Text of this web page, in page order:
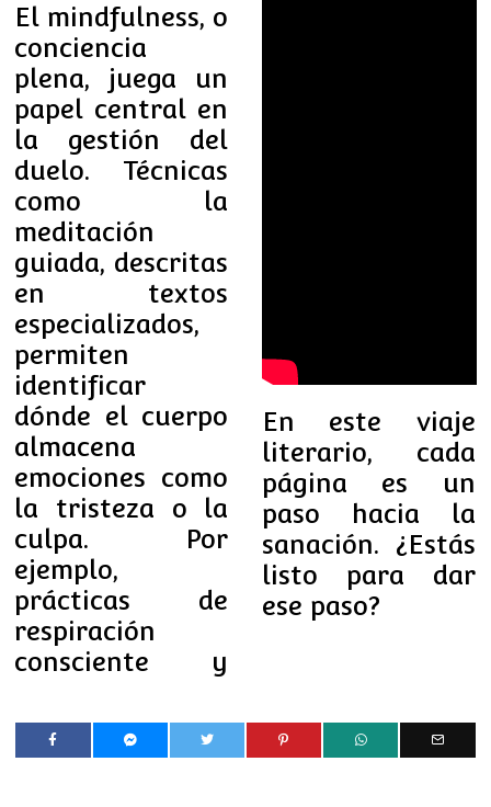
El mindfulness, o
conciencia
plena, juega un
papel central en
la gestión del
duelo. Técnicas
como la
meditación
guiada, descritas
en textos
especializados,
permiten
identificar
dónde el cuerpo
almacena
emociones como
la tristeza o la
culpa. Por
ejemplo,
prácticas de
respiración
consciente y
En este viaje
literario, cada
página es un
paso hacia la
sanación. ¿Estás
listo para dar
ese paso?